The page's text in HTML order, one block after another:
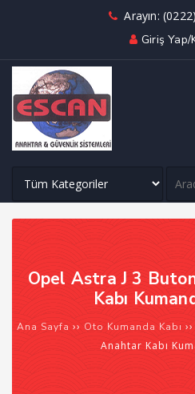
Arayın:
Giriş Yap/
Opel Astra J 3
Kabı
Ana Sayfa ›› Oto Kumanda Kabı
Anahtar Kabı